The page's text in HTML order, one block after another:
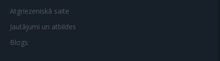
Atgriezeniskā saite
Jautājumi un atbildes
Blogs